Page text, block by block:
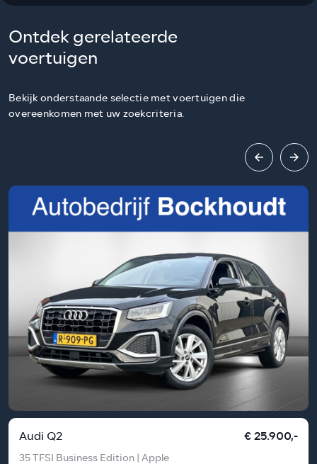
Ontdek gerelateerde
voertuigen
Bekijk onderstaande selectie met voertuigen die
overeenkomen met uw zoekcriteria.
Audi Q2
35 TFSI Business Edition | Apple
€ 25.900,-